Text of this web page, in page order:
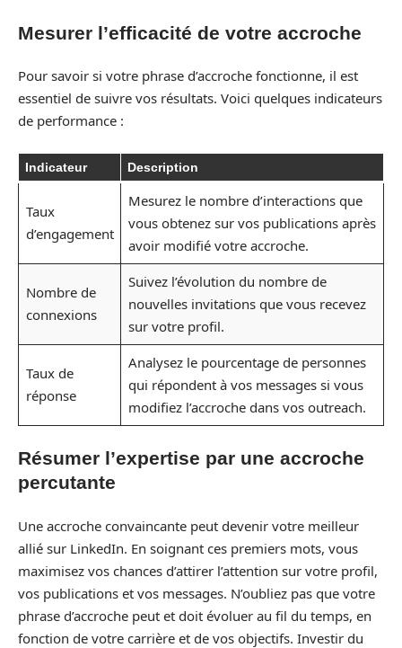
Mesurer l’efficacité de votre accroche
Pour savoir si votre phrase d’accroche fonctionne, il est
essentiel de suivre vos résultats. Voici quelques indicateurs
de performance :
Indicateur Description
Taux
d’engagement
Mesurez le nombre d’interactions que
vous obtenez sur vos publications après
avoir modifié votre accroche.
Nombre de
connexions
Suivez l’évolution du nombre de
nouvelles invitations que vous recevez
sur votre profil.
Taux de
réponse
Analysez le pourcentage de personnes
qui répondent à vos messages si vous
modifiez l’accroche dans vos outreach.
Résumer l’expertise par une accroche
percutante
Une accroche convaincante peut devenir votre meilleur
allié sur LinkedIn. En soignant ces premiers mots, vous
maximisez vos chances d’attirer l’attention sur votre profil,
vos publications et vos messages. N’oubliez pas que votre
phrase d’accroche peut et doit évoluer au fil du temps, en
fonction de votre carrière et de vos objectifs. Investir du